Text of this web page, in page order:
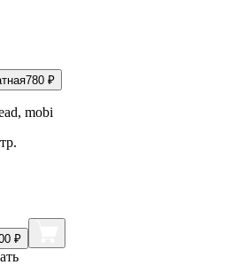
780 ₽
mobi
₽